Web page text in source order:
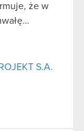
że w
S.A.